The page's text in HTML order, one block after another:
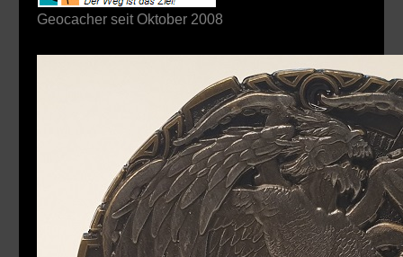
Geocacher seit Oktober 2008